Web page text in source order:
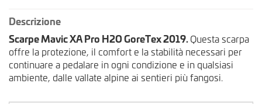
Descrizione
Scarpe Mavic XA Pro H2O GoreTex 2019.Questa scarpa
offre la protezione, il comfort e la stabilità necessari per
continuare a pedalare in ogni condizione e in qualsiasi
ambiente, dalle vallate alpine ai sentieri più fangosi.